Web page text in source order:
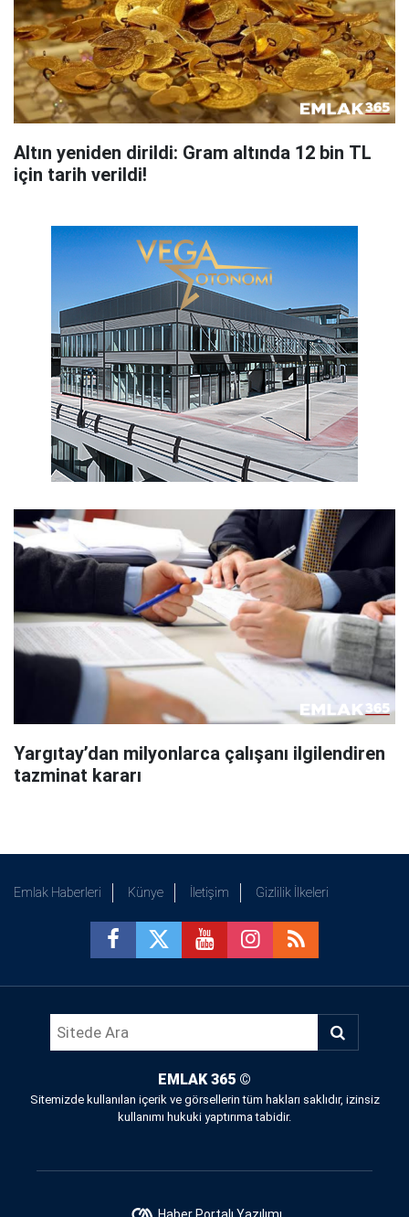
Altın yeniden dirildi: Gram altında 12 bin TL
için tarih verildi!
Yargıtay’dan milyonlarca çalışanı ilgilendiren
tazminat kararı
Emlak Haberleri Künye İletişim Gizlilik İlkeleri
EMLAK 365 ©
Sitemizde kullanılan içerik ve görsellerin tüm hakları saklıdır, izinsiz
kullanımı hukuki yaptırıma tabidir.